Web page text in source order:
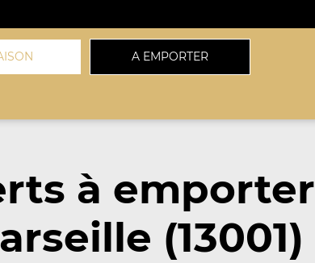
A EMPORTER
à emporter
(13001)